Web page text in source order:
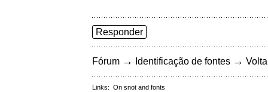
Responder
Fórum → Identificação de fontes →
Links: On snot and fonts